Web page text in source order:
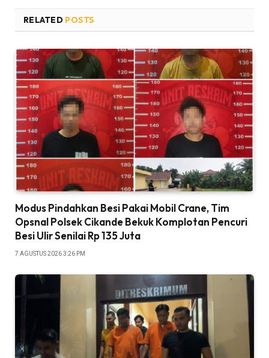
RELATED POSTS
Modus Pindahkan Besi Pakai Mobil Crane, Tim
Opsnal Polsek Cikande Bekuk Komplotan Pencuri
Besi Ulir Senilai Rp 135 Juta
7 AGUSTUS 2026 3:26 PM